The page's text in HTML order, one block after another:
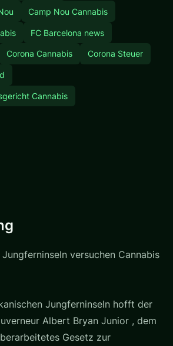
Camp Nou Cannabis
FC Barcelona news
Corona Cannabis Corona Steuer
Cannabis
versuchen Cannabis
Jungferninseln hofft der
Albert Bryan Junior , dem
Gesetz zur